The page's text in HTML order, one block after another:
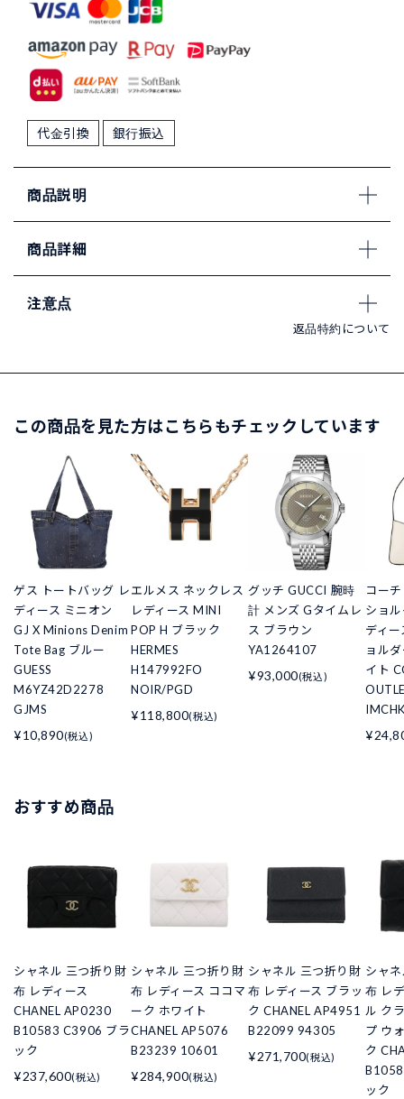
代金引換 銀行振込
商品説明
商品詳細
注意点
返品特約について
この商品を見た方はこちらもチェックしています
ゲス トートバッグ レ
ディース ミニオン
GJ X Minions Denim
Tote Bag ブルー
GUESS
M6YZ42D2278
GJMS
¥10,890(税込)
エルメス ネックレス
レディース MINI
POP H ブラック
HERMES
H147992FO
NOIR/PGD
¥118,800(税込)
グッチ GUCCI 腕時
計 メンズ Gタイムレ
ス ブラウン
YA1264107
¥93,000(税込)
コー
ショ
ディ
ョル
イト
おすすめ商品
シャネル 三つ折り財
布 レディース
CHANEL AP0230
B10583 C3906 ブラ
ック
¥237,600(税込)
シャネル 三つ折り財
布 レディース ココマ
ーク ホワイト
CHANEL AP5076
B23239 10601
¥284,900(税込)
シャネル 三つ折り財
布 レディース ブラッ
ク CHANEL AP4951
B22099 94305
¥271,700(税込)
シャ
布 レ
ル ク
プ ウ
ク
ック